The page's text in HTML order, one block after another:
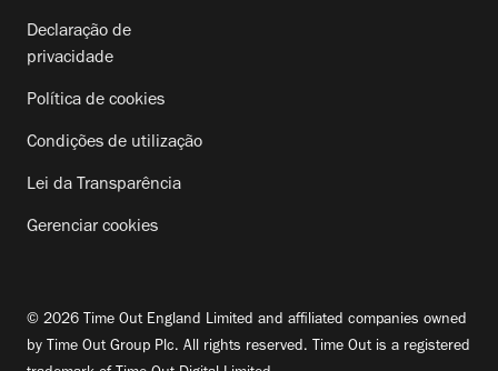
Declaração de
privacidade
Política de cookies
Condições de utilização
Lei da Transparência
Gerenciar cookies
© 2026 Time Out England Limited and affiliated companies owned
by Time Out Group Plc. All rights reserved. Time Out is a registered